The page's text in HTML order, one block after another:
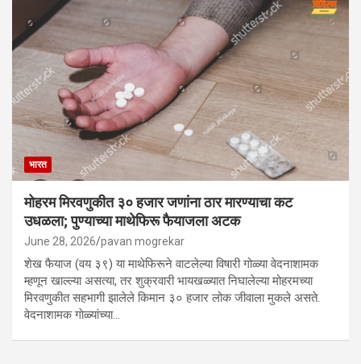
भारत
मोहरम मिरवणुकीत ३० हजार जणांना ठार मारण्‍याचा कट
उधळला; पुण्‍याच्‍या माथेफिरू फैयाजला अटक
June 28, 2026 pavan mogrekar
शेख फैयाज (वय ३९) या माथेफिरूने वाटलेल्या विषारी गोळ्या वेदनाशामक
म्हणून खाल्ल्या असत्या, तर शुक्रवारी भायखळ्यात निघालेल्या मोहरमच्या
मिरवणुकीत सहभागी झालेले किमान ३० हजार लोक जीवाला मुकले असते.
वेदनाशामक गाेळ्‍यांच्‍या…